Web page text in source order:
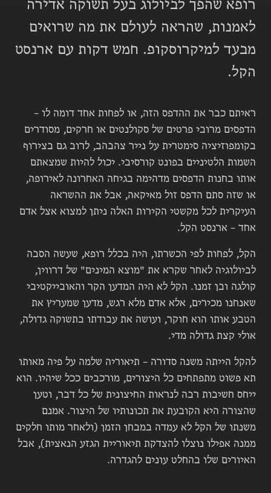
רופא שהפך לביולוג בעל תשוקה אדירה
לאמנות, שהראה לעולם את מה שרואים
מבעד למיקרוסקופ. חמש דקות עם ארנסט
הקל.
ראיתם כבר את ההדפס הזה, או לפחות אחד דומה לו –
הדפסים מרובי פרטים של סקולנטים או חרקים, מסודרים
בקומפוזיציה סימטרית על נייר צהבהב, לרוב גם בצירוף
השמות הלטיניים בפונט קורסיבי. יכול להיות שמצאתם
אותו בחנות הדפסים מדהימה בגיחה האחרונה לאירופה,
או שזה סתם הדפס זול מאיקאה, אבל את ההשראה
העיקרית לכל מקשטי הקירות האלה ניתן למצוא אצל אדם
אחד – ארנסט הקל.
הקל, לפחות לפי הכשרתו, היה בכלל רופא, שעשה הסבה
לביולוגיה לאחר שקרא את "מוצא המינים" של דרווין,
קולגה ובן זמנו. הקל לא היה המדען הקר והאובייקטיבי
שאנחנו מכירים, אלא אדם מלא רגש, מדען שמעריץ את
הטבע אותו הוא חוקר, ועושה את עבודתו בתשוקה גדולה,
אולי קצת גדולה מדי.
להקל הייתה משנה סדורה – תיאוריה שלמה על פיה מאותו
תא פשוט מתפתחים כל היצורים, מורכבים ככל שיהיו. הוא
ייחס חשיבות רבה לנראות החיצונית של כל דבר, וטען
שהצורה היא הקובעת את תכונותיו של היצור. אמנם
משנתו של הקל לא עמדה במבחן הזמן (ולאחר מותו חלקים
ממנה אפילו נוצלו להצדקת תיאוריית הגזע הנאצית), אבל
האיורים שלו בהחלט עונים להגדרה.